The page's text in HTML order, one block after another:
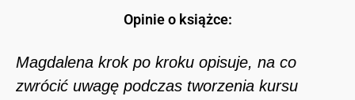
Opinie o książce:
Magdalena krok po kroku opisuje, na co
zwrócić uwagę podczas tworzenia kursu